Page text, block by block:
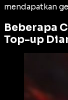
mendapatkan
Beberapa
Top-up